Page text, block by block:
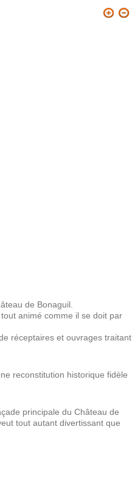
CONTACT
de Bonaguil.
animé comme il se doit par
réceptaires et ouvrages traitant
reconstitution historique fidèle
principale du Château de
tout autant divertissant que